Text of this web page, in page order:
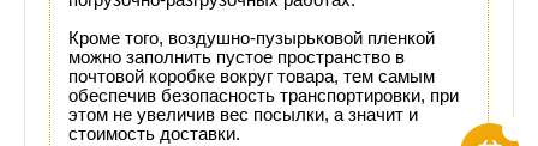
Кроме того, воздушно-пузырьковой пленкой
можно заполнить пустое пространство в
почтовой коробке вокруг товара, тем самым
обеспечив безопасность транспортировки, при
этом не увеличив вес посылки, а значит и
стоимость доставки.